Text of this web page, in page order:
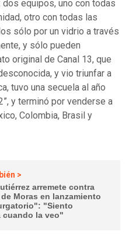
equipos, uno con todas
otro con todas las
sólo por un vidrio a través
y sólo pueden
original de Canal 13, que
y vio triunfar a
tuvo una secuela al año
y terminó por venderse a
Colombia, Brasil y
>
arremete contra
Moras en lanzamiento
"Siento
cuando la veo"